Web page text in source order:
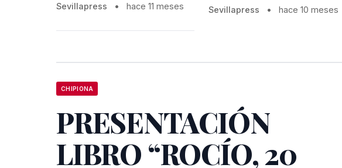
Sevillapress • hace 10 meses
Sevillapress • hace 11 meses
CHIPIONA
PRESENTACIÓN
LIBRO “ROCÍO, 20